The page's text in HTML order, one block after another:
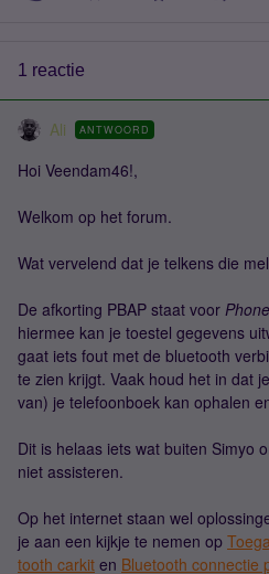
1 reactie
Ali ANTWOORD
Hoi Veendam46!,
Welkom op het forum.
Wat vervelend dat je telkens die
De afkorting PBAP staat voor
hiermee kan je toestel gegevens
gaat iets fout met de bluetooth
te zien krijgt. Vaak houd het in dat
van) je telefoonboek kan ophalen
Dit is helaas iets wat buiten Simyo
niet assisteren.
Op het internet staan wel
je aan een kijkje te nemen op
tooth carkit en Bluetooth connectie